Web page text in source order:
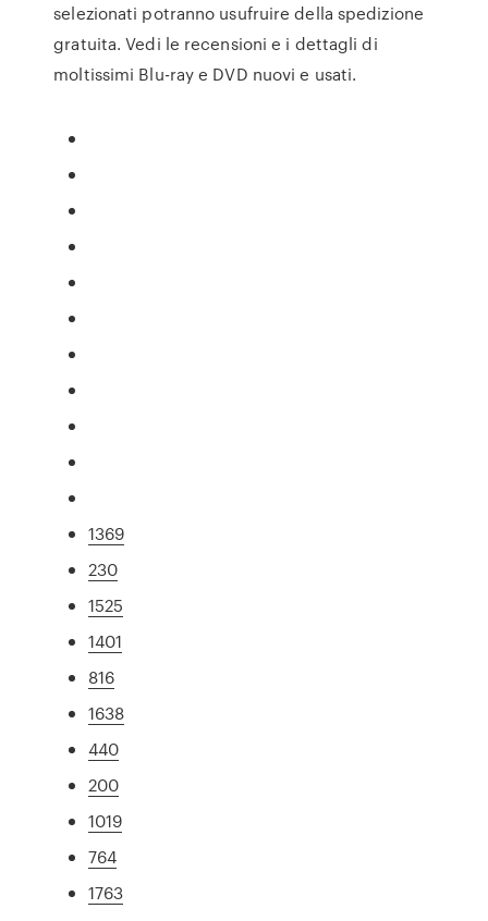
selezionati potranno usufruire della spedizione
gratuita. Vedi le recensioni e i dettagli di
moltissimi Blu-ray e DVD nuovi e usati.
1369
230
1525
1401
816
1638
440
200
1019
764
1763